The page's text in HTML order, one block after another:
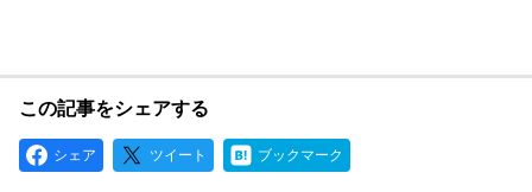
れ続けている理由でもある。
この記事をシェアする
シェア ツイート ブックマーク